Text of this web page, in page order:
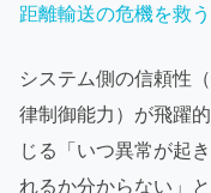
距離輸送の危機を救
システム側の信頼性
律制御能力）が飛躍
じる「いつ異常が起
れるか分からない」